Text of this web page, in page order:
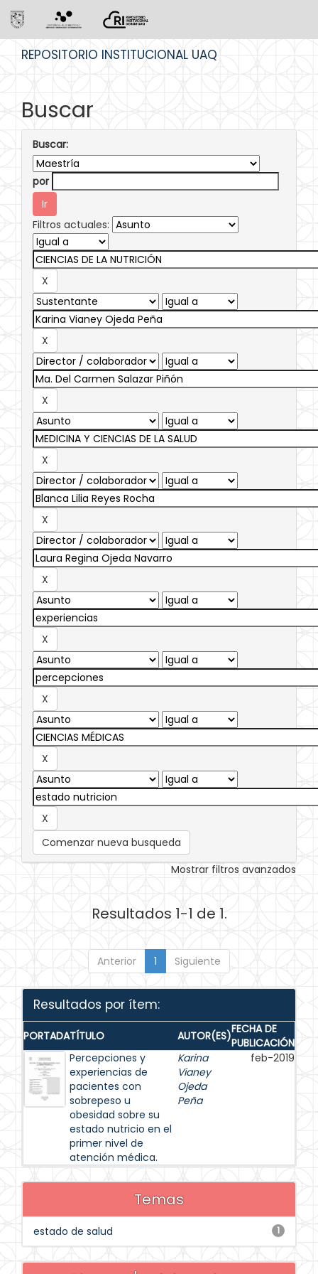
REPOSITORIO INSTITUCIONAL UAQ
Buscar
Buscar:
por
Filtros actuales:
Comenzar nueva busqueda
Mostrar filtros avanzados
Resultados 1-1 de 1.
Anterior 1 Siguiente
Resultados por ítem:
PORTADATÍTULO AUTOR(ES)FECHA DE
PUBLICACIÓN
Percepciones y
experiencias de
pacientes con
sobrepeso u
obesidad sobre su
estado nutricio en el
primer nivel de
atención médica.
Karina
Vianey
Ojeda
Peña
feb-2019
Temas
1
estado de salud